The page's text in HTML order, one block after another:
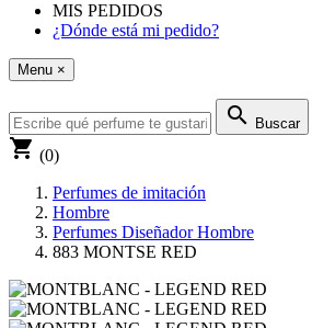
MIS PEDIDOS
¿Dónde está mi pedido?
Menu ×
search Buscar
shopping_cart (0)
Perfumes de imitación
Hombre
Perfumes Diseñador Hombre
883 MONTSE RED